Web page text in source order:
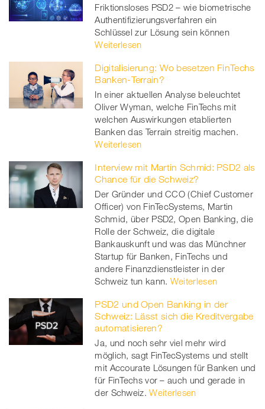
Friktionsloses PSD2 – wie biometrische
Authentifizierungsverfahren ein
Schlüssel zur Lösung sein können
Weiterlesen
Digitalisierung: Wo besetzen FinTechs
Banken-Terrain?
In einer aktuellen Analyse beleuchtet
Oliver Wyman, welche FinTechs mit
welchen Auswirkungen etablierten
Banken das Terrain streitig machen.
Weiterlesen
Interview mit Martin Schmid: PSD2 als
Chance für die Schweiz?
Der Gründer und CCO (Chief Customer
Officer) von FinTecSystems, Martin
Schmid, über PSD2, Open Banking, die
Rolle der Schweiz, die digitale
Bankauskunft und was das Münchner
Startup für Banken, FinTechs und
andere Finanzdienstleister in der
Schweiz tun kann. Weiterlesen
PSD2 und Open Banking in der
Schweiz: Lässt sich die Kreditvergabe
automatisieren?
Ja, und noch sehr viel mehr wird
möglich, sagt FinTecSystems und stellt
mit Accourate Lösungen für Banken und
für FinTechs vor – auch und gerade in
der Schweiz. Weiterlesen